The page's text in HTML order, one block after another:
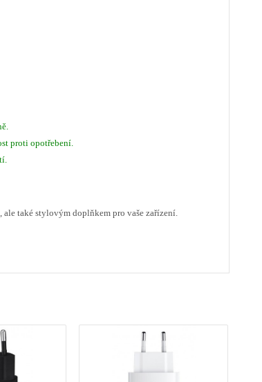
proti opotřebení.
také stylovým doplňkem pro vaše zařízení.